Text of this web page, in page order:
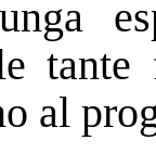
al